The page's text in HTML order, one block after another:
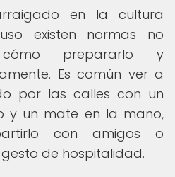
en la cultura
existen normas no
prepararlo y
Es común ver a
por las calles con un
y un mate en la mano,
con amigos o
de hospitalidad.